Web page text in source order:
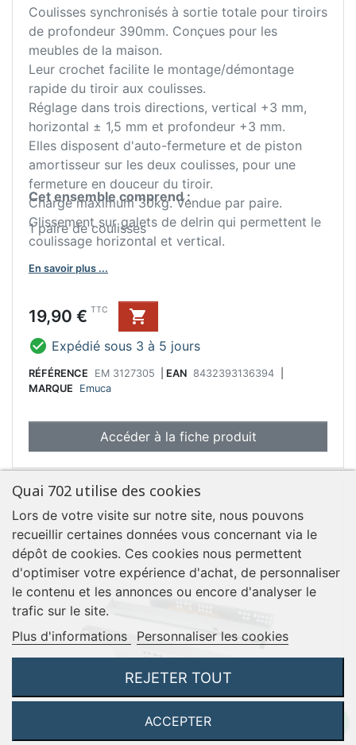
Coulisses synchronisés à sortie totale pour tiroirs
de profondeur 390mm. Conçues pour les
meubles de la maison.
Leur crochet facilite le montage/démontage
rapide du tiroir aux coulisses.
Réglage dans trois directions, vertical +3 mm,
horizontal ± 1,5 mm et profondeur +3 mm.
Elles disposent d'auto-fermeture et de piston
amortisseur sur les deux coulisses, pour une
fermeture en douceur du tiroir.
Charge maximum 30kg. Vendue par paire.
Glissement sur galets de delrin qui permettent le
coulissage horizontal et vertical.
Cet ensemble comprend :
1 paire de coulisses
En savoir plus ...
Prix
19,90 € TTC

 Expédié sous 3 à 5 jours
RÉFÉRENCE EM 3127305 EAN 8432393136394
MARQUE
Emuca
Accéder à la fiche produit
Quai 702 utilise des cookies
Lors de votre visite sur notre site, nous pouvons
recueillir certaines données vous concernant via le
dépôt de cookies. Ces cookies nous permettent
d'optimiser votre expérience d'achat, de personnaliser
le contenu et les annonces ou encore d'analyser le
trafic sur le site.
Plus d'informations
Personnaliser les cookies
REJETER TOUT
ACCEPTER